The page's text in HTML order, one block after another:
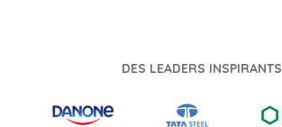
DES LEADERS INSPIRANTS